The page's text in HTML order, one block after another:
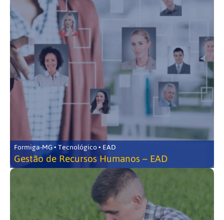
Formiga-MG • Tecnológico • EAD
Gestão de Recursos Humanos – EAD